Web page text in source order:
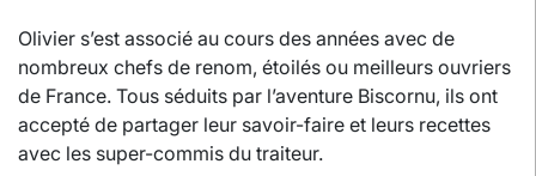
Olivier s’est associé au cours des années avec de
nombreux chefs de renom, étoilés ou meilleurs ouvriers
de France. Tous séduits par l’aventure Biscornu, ils ont
accepté de partager leur savoir-faire et leurs recettes
avec les super-commis du traiteur.